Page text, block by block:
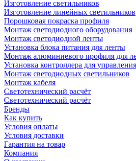
Изготовление светильников
Изготовление линейных светильников
Порошковая покраска профиля
Монтаж светодиодного оборудования
Монтаж светодиодной ленты
Установка блока питания для ленты
Монтаж алюминиевого профиля для
Установка контроллера для
Монтаж светодиодных светильников
Монтаж кабеля
Светотехнический расчёт
Светотехнический расчёт
Бренды
Как купить
Условия оплаты
Условия доставки
Гарантия на товар
Компания